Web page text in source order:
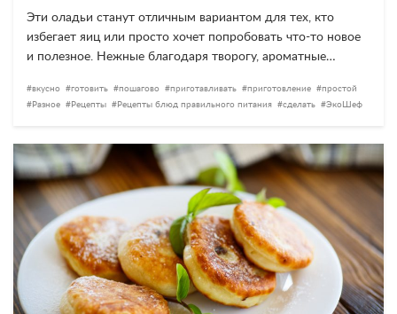
Эти оладьи станут отличным вариантом для тех, кто
избегает яиц или просто хочет попробовать что-то новое
и полезное. Нежные благодаря творогу, ароматные…
вкусно готовить пошагово приготавливать приготовление
простой
Разное
Рецепты Рецепты блюд правильного питания сделать ЭкоШеф